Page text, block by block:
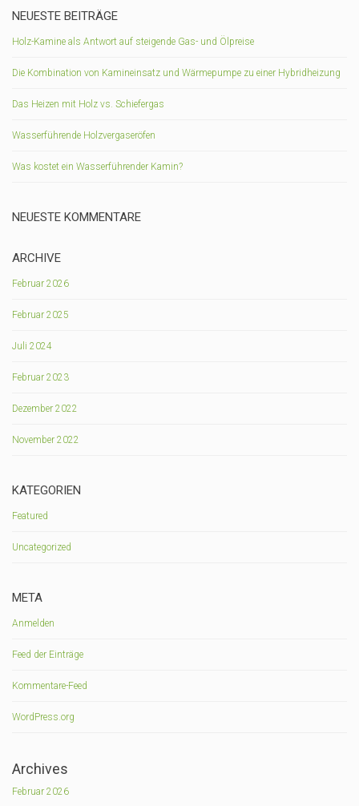
NEUESTE BEITRÄGE
Holz-Kamine als Antwort auf steigende Gas- und Ölpreise
Die Kombination von Kamineinsatz und Wärmepumpe zu einer Hybridheizung
Das Heizen mit Holz vs. Schiefergas
Wasserführende Holzvergaseröfen
Was kostet ein Wasserführender Kamin?
NEUESTE KOMMENTARE
ARCHIVE
Februar 2026
Februar 2025
Juli 2024
Februar 2023
Dezember 2022
November 2022
KATEGORIEN
Featured
Uncategorized
META
Anmelden
Feed der Einträge
Kommentare-Feed
WordPress.org
Archives
Februar 2026